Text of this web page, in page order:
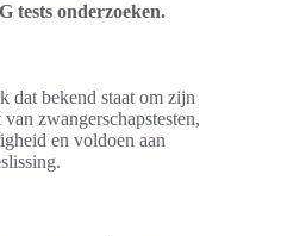
tests onderzoeken.
dat bekend staat om zijn
zwangerschapstesten,
en voldoen aan